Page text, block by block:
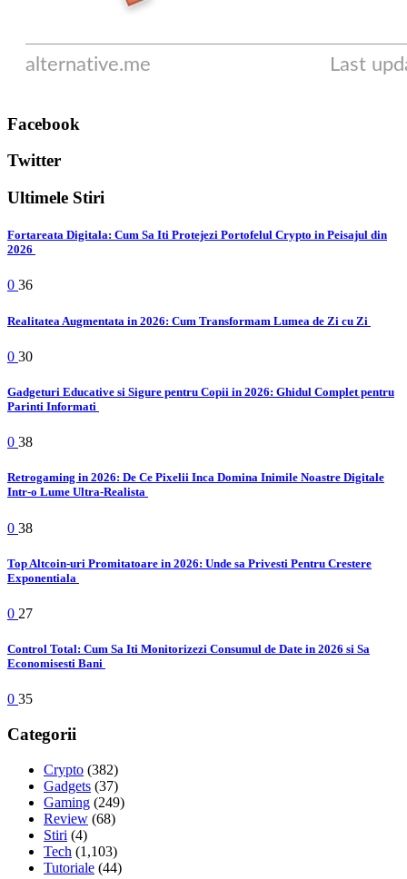
Facebook
Twitter
Ultimele Stiri
Fortareata Digitala: Cum Sa Iti Protejezi Portofelul Crypto in Peisajul din
2026
0 36
Realitatea Augmentata in 2026: Cum Transformam Lumea de Zi cu Zi
0 30
Gadgeturi Educative si Sigure pentru Copii in 2026: Ghidul Complet pentru
Parinti Informati
0 38
Retrogaming in 2026: De Ce Pixelii Inca Domina Inimile Noastre Digitale
Intr-o Lume Ultra-Realista
0 38
Top Altcoin-uri Promitatoare in 2026: Unde sa Privesti Pentru Crestere
Exponentiala
0 27
Control Total: Cum Sa Iti Monitorizezi Consumul de Date in 2026 si Sa
Economisesti Bani
0 35
Categorii
Crypto (382)
Gadgets (37)
Gaming (249)
Review (68)
Stiri (4)
Tech (1,103)
Tutoriale (44)